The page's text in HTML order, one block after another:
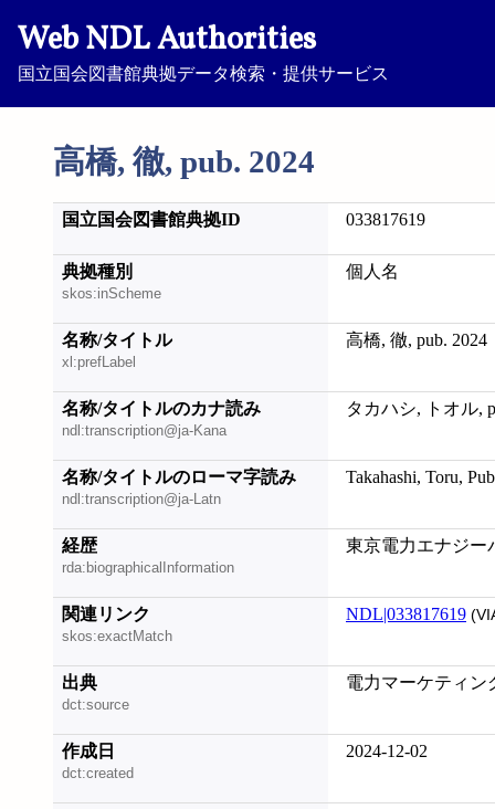
Web NDL Authorities
国立国会図書館典拠データ検索・提供サービス
高橋, 徹, pub. 2024
国立国会図書館典拠ID 033817619
典拠種別
skos:inScheme
個人名
名称/タイトル
xl:prefLabel
高橋, 徹, pub. 2024
名称/タイトルのカナ読み
ndl:transcription@ja-Kana
タカハシ, トオル,
名称/タイトルのローマ字読み
ndl:transcription@ja-Latn
Takahashi, Toru,
経歴
rda:biographicalInformation
東京電力エナジー
関連リンク
skos:exactMatch
NDL|033817619
出典
dct:source
電力マーケティン
作成日
dct:created
2024-12-02